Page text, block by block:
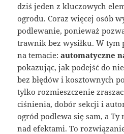
dziś jeden z kluczowych
ogrodu. Coraz więcej osób
podlewanie, ponieważ
trawnik bez wysiłku. W
na temacie:automatyczne
pokazując, jak podejść do
bez błędów i kosztownych
tylko rozmieszczenie
ciśnienia, dobór sekcji i
ogród podlewa się sam, a Ty
nad efektami. To